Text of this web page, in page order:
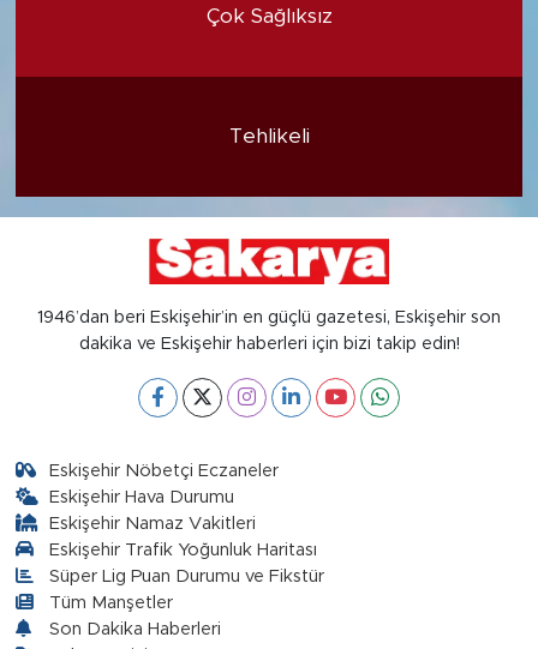
Çok Sağlıksız
Tehlikeli
1946’dan beri Eskişehir’in en güçlü gazetesi, Eskişehir son
dakika ve Eskişehir haberleri için bizi takip edin!
Eskişehir Nöbetçi Eczaneler
Eskişehir Hava Durumu
Eskişehir Namaz Vakitleri
Eskişehir Trafik Yoğunluk Haritası
Süper Lig Puan Durumu ve Fikstür
Tüm Manşetler
Son Dakika Haberleri